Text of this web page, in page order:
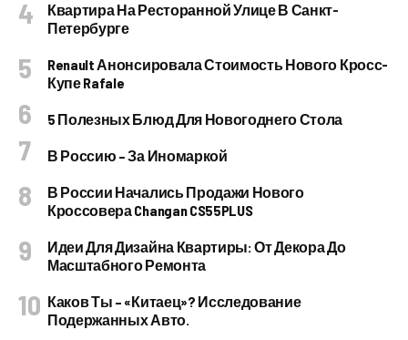
Квартира На Ресторанной Улице В Санкт-
Петербурге
Renault Анонсировала Стоимость Нового Кросс-
Купе Rafale
5 Полезных Блюд Для Новогоднего Стола
В Россию – За Иномаркой
В России Начались Продажи Нового
Кроссовера Changan CS55PLUS
Идеи Для Дизайна Квартиры: От Декора До
Масштабного Ремонта
Каков Ты – «китаец»? Исследование
Подержанных Авто.